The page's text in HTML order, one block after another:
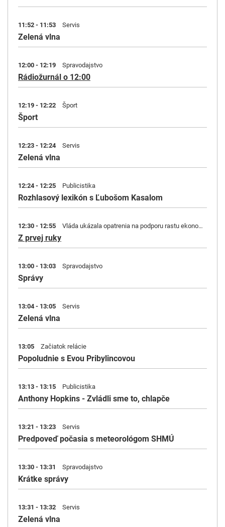
11:52 - 11:53 Servis
Zelená vlna
12:00 - 12:19 Spravodajstvo
Rádiožurnál o 12:00
12:19 - 12:22 Šport
Šport
12:23 - 12:24 Servis
Zelená vlna
12:24 - 12:25 Publicistika
Rozhlasový lexikón s Ľubošom Kasalom
12:30 - 12:55 Vláda ukázala opatrenia na podporu rastu ekonomiky
Z prvej ruky
13:00 - 13:03 Spravodajstvo
Správy
13:04 - 13:05 Servis
Zelená vlna
13:05 Začiatok relácie
Popoludnie s Evou Pribylincovou
13:13 - 13:15 Publicistika
Anthony Hopkins - Zvládli sme to, chlapče
13:21 - 13:23 Servis
Predpoveď počasia s meteorológom SHMÚ
13:30 - 13:31 Spravodajstvo
Krátke správy
13:31 - 13:32 Servis
Zelená vlna